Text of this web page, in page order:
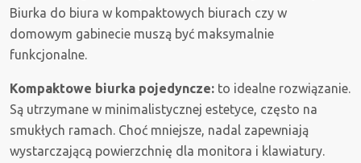
Biurka do biura w kompaktowych biurach czy w
domowym gabinecie muszą być maksymalnie
funkcjonalne.
Kompaktowe biurka pojedyncze: to idealne rozwiązanie.
Są utrzymane w minimalistycznej estetyce, często na
smukłych ramach. Choć mniejsze, nadal zapewniają
wystarczającą powierzchnię dla monitora i klawiatury.